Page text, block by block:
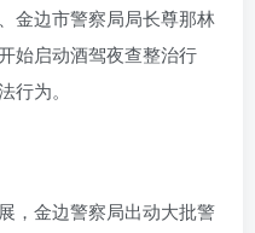
金边市警察局局长尊那林
始启动酒驾夜查整治行
行为。
，金边警察局出动大批警